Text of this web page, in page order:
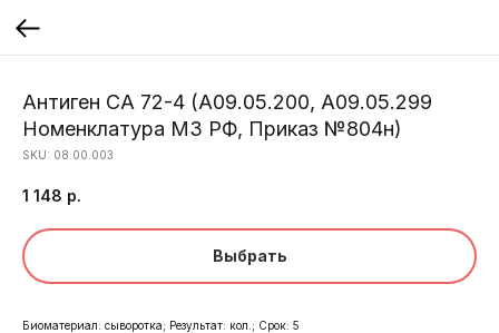
Антиген СА 72-4 (A09.05.200, A09.05.299
Номенклатура МЗ РФ, Приказ №804н)
SKU: 08.00.003
1 148 р.
Выбрать
Биоматериал: сыворотка; Результат: кол.; Срок: 5